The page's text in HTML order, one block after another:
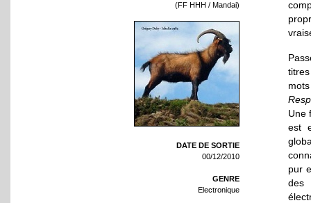
(FF HHH / Mandai)
DATE DE SORTIE
00/12/2010
GENRE
Electronique
Une
est
pur
des